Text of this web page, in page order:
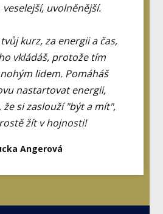
uvolněnější.
kurz, za energii a čas,
vkládáš, protože tím
lidem. Pomáháš
nastartovat energii,
že si zaslouží "být a mít",
žít v hojnosti!
Angerová